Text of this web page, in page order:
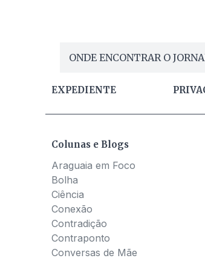
ONDE ENCONTRAR O
EXPEDIENTE
Colunas e Blogs
Araguaia em Foco
Bolha
Ciência
Conexão
Contradição
Contraponto
Conversas de Mãe